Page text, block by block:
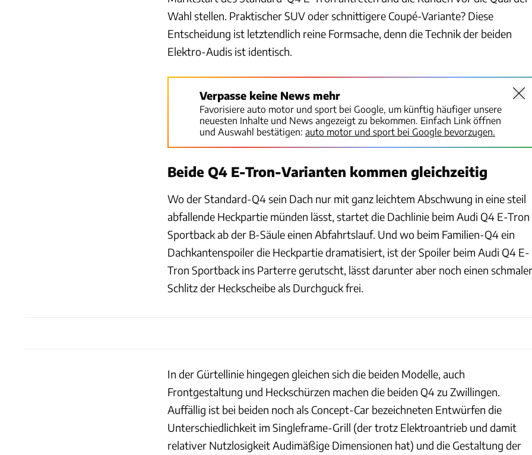
Wahl stellen. Praktischer SUV oder schnittigere Coupé-Variante? Diese
Entscheidung ist letztendlich reine Formsache, denn die Technik der beiden
Elektro-Audis ist identisch.
Verpasse keine News mehr
Favorisiere auto motor und sport bei Google, um künftig häufiger unsere
neuesten Inhalte und News angezeigt zu bekommen. Einfach Link öffnen
und Auswahl bestätigen: auto motor und sport bei Google bevorzugen.
Beide Q4 E-Tron-Varianten kommen gleichzeitig
Wo der Standard-Q4 sein Dach nur mit ganz leichtem Abschwung in eine steil
abfallende Heckpartie münden lässt, startet die Dachlinie beim Audi Q4 E-Tron
Sportback ab der B-Säule einen Abfahrtslauf. Und wo beim Familien-Q4 ein
Dachkantenspoiler die Heckpartie dramatisiert, ist der Spoiler beim Audi Q4 E-
Tron Sportback ins Parterre gerutscht, lässt darunter aber noch einen
Schlitz der Heckscheibe als Durchguck frei.
In der Gürtellinie hingegen gleichen sich die beiden Modelle, auch
Frontgestaltung und Heckschürzen machen die beiden Q4 zu Zwillingen.
Auffällig ist bei beiden noch als Concept-Car bezeichneten Entwürfen die
Unterschiedlichkeit im Singleframe-Grill (der trotz Elektroantrieb und damit
relativer Nutzlosigkeit Audimäßige Dimensionen hat) und die Gestaltung der